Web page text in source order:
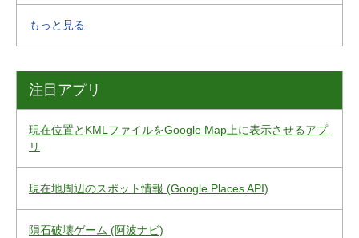
もっと見る
注目アプリ
現在位置とKMLファイルをGoogle Map上に表示させるアプ
リ
現在地周辺のスポット情報 (Google Places API)
隕石破壊ゲーム (阿波ナビ)